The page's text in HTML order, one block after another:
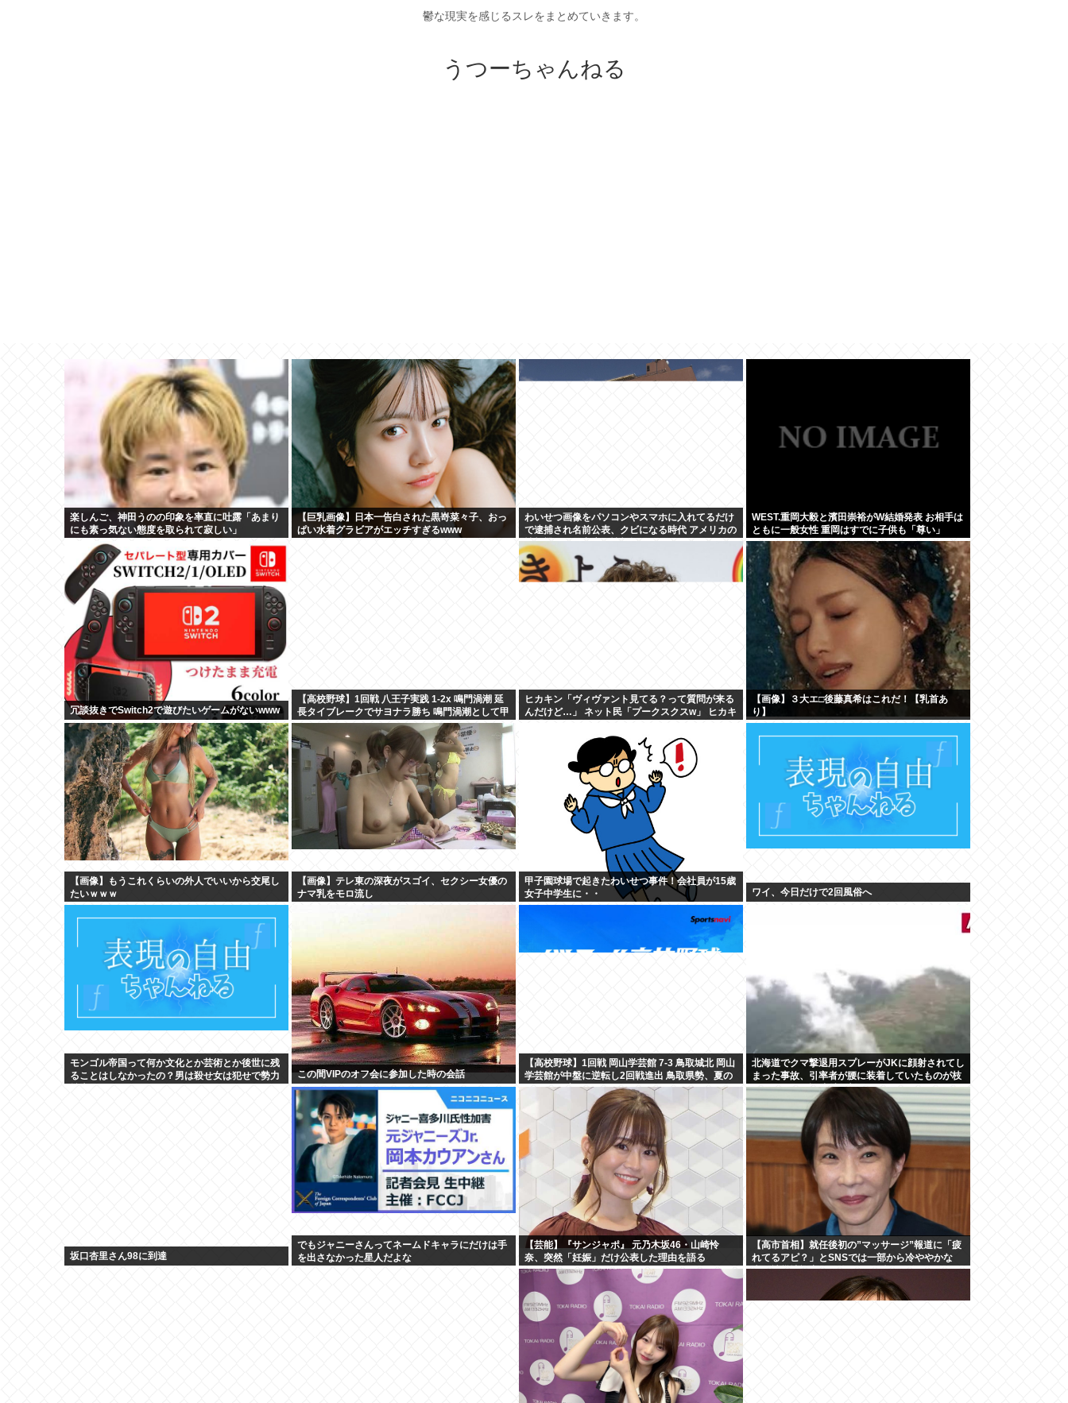
鬱な現実を感じるスレをまとめていきます。
うつーちゃんねる
楽しんご、神田うのの印象を率直に吐露「あまり
にも素っ気ない態度を取られて寂しい」
【巨乳画像】日本一告白された黒嵜菜々子、おっ
ぱい水着グラビアがエッチすぎるwww
わいせつ画像をパソコンやスマホに入れてるだけ
で逮捕され名前公表、クビになる時代 アメリカの
情報機関が警察庁に情報提供
WEST.重岡大毅と濱田崇裕がW結婚発表 お相手は
ともに一般女性 重岡はすでに子供も「尊い」
冗談抜きでSwitch2で遊びたいゲームがないwww
【高校野球】1回戦 八王子実践 1-2x 鳴門渦潮 延
長タイブレークでサヨナラ勝ち 鳴門渦潮として甲
子園1勝
ヒカキン「ヴィヴァント見てる？って質問が来る
んだけど…」 ネット民「プークスクスw」 ヒカキ
【画像】３大エ□後藤真希はこれだ！【乳首あ
り】
【画像】もうこれくらいの外人でいいから交尾し
たいｗｗｗ
【画像】テレ東の深夜がスゴイ、セクシー女優の
ナマ乳をモロ流し
甲子園球場で起きたわいせつ事件！会社員が15歳
女子中学生に・・
ワイ、今日だけで2回風俗へ
モンゴル帝国って何か文化とか芸術とか後世に残
ることはしなかったの？男は殺せ女は犯せで勢力
この間VIPのオフ会に参加した時の会話
【高校野球】1回戦 岡山学芸館 7-3 鳥取城北 岡山
学芸館が中盤に逆転し2回戦進出 鳥取県勢、夏の
甲子園11連敗
北海道でクマ撃退用スプレーがJKに顔射されてし
まった事故、引率者が腰に装着していたものが枝
に引っかかり誤噴射と判明
坂口杏里さん98に到達
でもジャニーさんってネームドキャラにだけは手
を出さなかった星人だよな
【芸能】『サンジャポ』 元乃木坂46・山崎怜
奈、突然「妊娠」だけ公表した理由を語る
【高市首相】就任後初の”マッサージ”報道に「疲
れてるアピ？」とSNSでは一部から冷ややかな
声…被災地視察”PV動画”から続く不信